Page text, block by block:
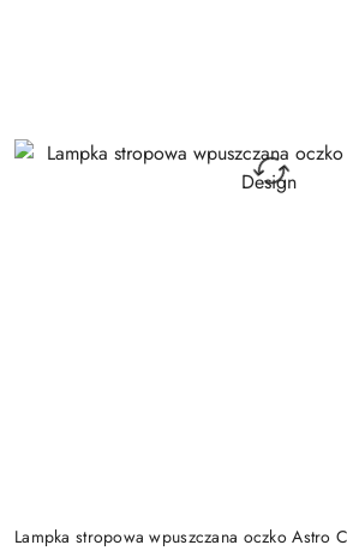
Lampka stropowa wpuszczana oczko Astro